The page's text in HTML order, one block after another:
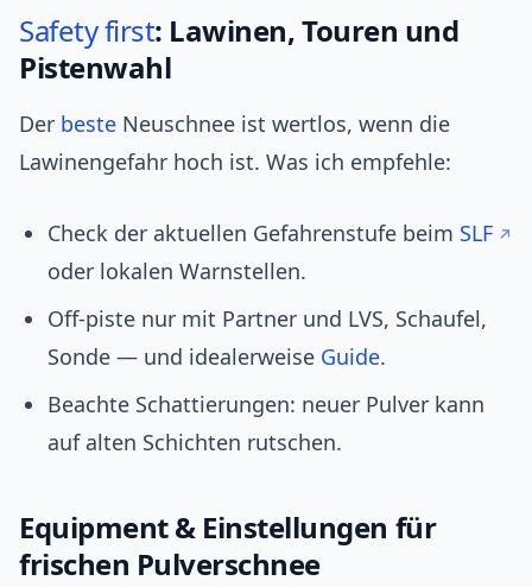
Safetyfirst: Lawinen, Touren und
Pistenwahl
Der beste Neuschnee ist wertlos, wenn die
Lawinengefahr hoch ist. Was ich empfehle:
Check der aktuellen Gefahrenstufe beim SLF
oder lokalen Warnstellen.
Off-piste nur mit Partner und LVS, Schaufel,
Sonde — und idealerweise Guide.
Beachte Schattierungen: neuer Pulver kann
auf alten Schichten rutschen.
Equipment & Einstellungen für
frischen Pulverschnee